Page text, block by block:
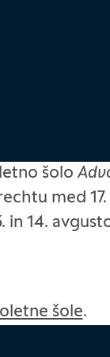
šolo
med
14.
šole.